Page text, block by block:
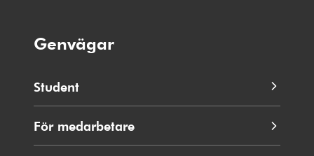
Genvägar
Student
För medarbetare